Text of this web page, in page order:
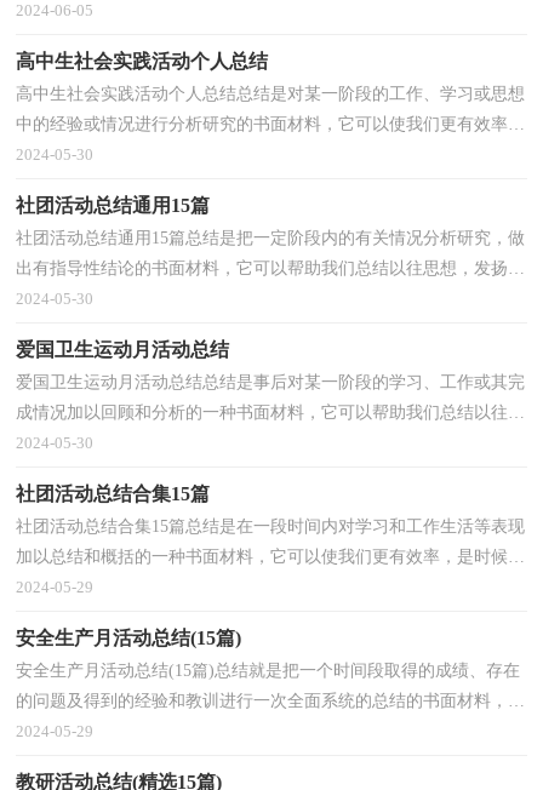
浅的、表面的感性认知上升到全面的、系统的、本...
2024-06-05
高中生社会实践活动个人总结
高中生社会实践活动个人总结总结是对某一阶段的工作、学习或思想
中的经验或情况进行分析研究的书面材料，它可以使我们更有效率，
因此十分有必须要写一份总结哦。总结怎么写才能...
2024-05-30
社团活动总结通用15篇
社团活动总结通用15篇总结是把一定阶段内的有关情况分析研究，做
出有指导性结论的书面材料，它可以帮助我们总结以往思想，发扬成
绩，让我们抽出时间写写总结吧。但是却发现不知道该...
2024-05-30
爱国卫生运动月活动总结
爱国卫生运动月活动总结总结是事后对某一阶段的学习、工作或其完
成情况加以回顾和分析的一种书面材料，它可以帮助我们总结以往思
想，发扬成绩，为此我们要做好回顾，写好总结。但是...
2024-05-30
社团活动总结合集15篇
社团活动总结合集15篇总结是在一段时间内对学习和工作生活等表现
加以总结和概括的一种书面材料，它可以使我们更有效率，是时候写
一份总结了。总结你想好怎么写了吗？以下是小编收...
2024-05-29
安全生产月活动总结(15篇)
安全生产月活动总结(15篇)总结就是把一个时间段取得的成绩、存在
的问题及得到的经验和教训进行一次全面系统的总结的书面材料，它
可以帮助我们有寻找学习和工作中的规律，让我们...
2024-05-29
教研活动总结(精选15篇)